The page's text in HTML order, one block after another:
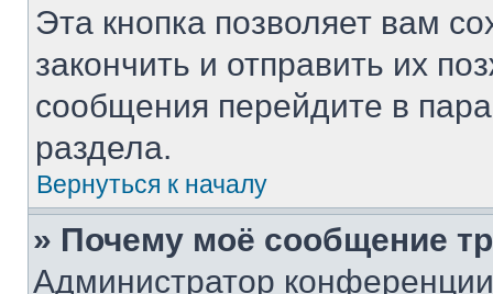
Эта кнопка позволяет вам
закончить и отправить их
сообщения перейдите в
раздела.
Вернуться к началу
» Почему моё сообщение
Администратор